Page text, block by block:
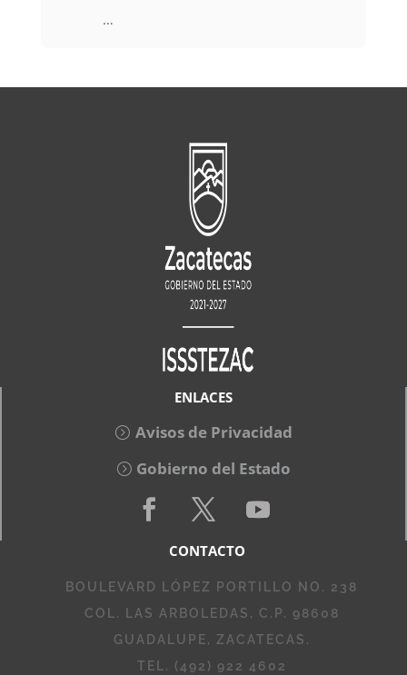
…
ENLACES
Avisos de Privacidad
Gobierno del Estado
CONTACTO
BOULEVARD LÓPEZ PORTILLO NO. 238
COL. LAS ARBOLEDAS, C.P. 98608
GUADALUPE, ZACATECAS.
TEL. (492) 922 4602